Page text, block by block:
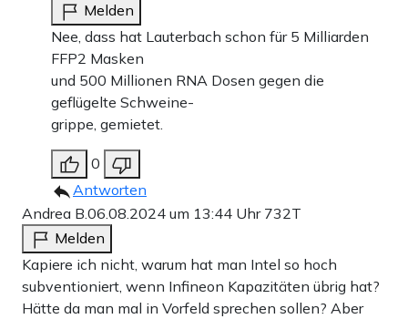
Melden
Nee, dass hat Lauterbach schon für 5 Milliarden
FFP2 Masken
und 500 Millionen RNA Dosen gegen die
geflügelte Schweine-
grippe, gemietet.
0
Antworten
Andrea B.06.08.2024 um 13:44 Uhr 732T
Melden
Kapiere ich nicht, warum hat man Intel so hoch
subventioniert, wenn Infineon Kapazitäten übrig hat?
Hätte da man mal in Vorfeld sprechen sollen? Aber